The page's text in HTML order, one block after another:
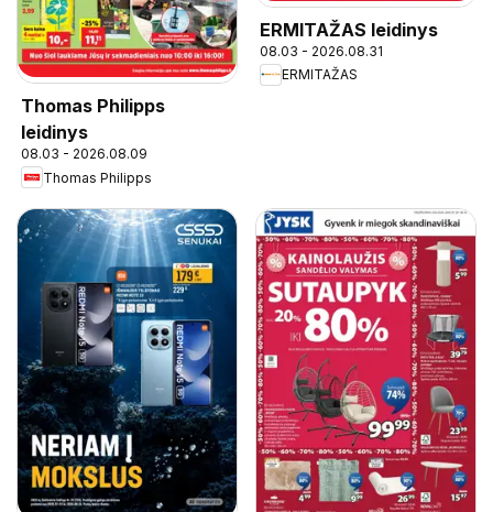
Thomas Philipps
leidinys
08.03 - 2026.08.09
Thomas Philipps
ERMITAŽAS leidinys
08.03 - 2026.08.31
ERMITAŽAS